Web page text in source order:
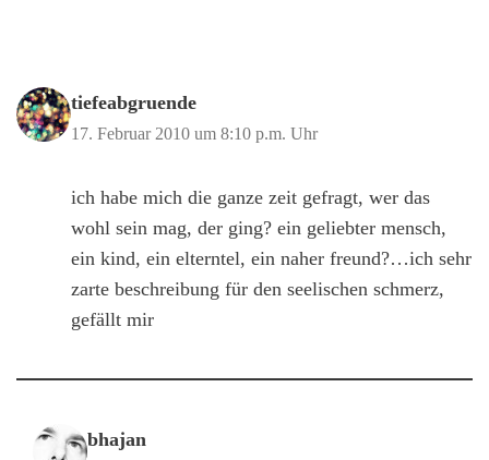
tiefeabgruende
17. Februar 2010 um 8:10 p.m. Uhr
ich habe mich die ganze zeit gefragt, wer das
wohl sein mag, der ging? ein geliebter mensch,
ein kind, ein elterntel, ein naher freund?…ich sehr
zarte beschreibung für den seelischen schmerz,
gefällt mir
bhajan